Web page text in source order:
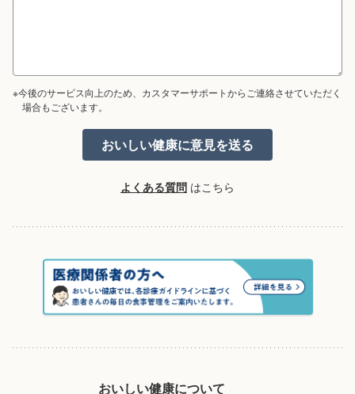
※今後のサービス向上のため、カスタマーサポートからご連絡させていただく
場合もございます。
よくある質問 はこちら
おいしい健康について